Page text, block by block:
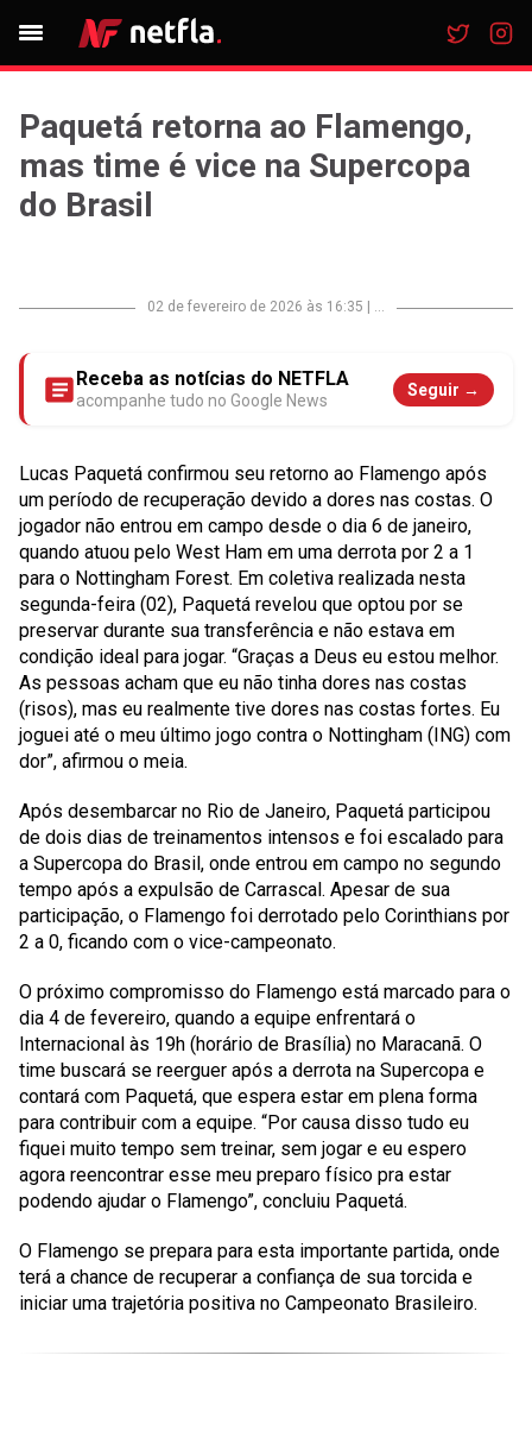
Paquetá retorna ao Flamengo,
mas time é vice na Supercopa
do Brasil
02 de fevereiro de 2026 às 16:35 ...
Receba as notícias do NETFLA
acompanhe tudo no Google News
Seguir →
Lucas Paquetá confirmou seu retorno ao Flamengo após
um período de recuperação devido a dores nas costas. O
jogador não entrou em campo desde o dia 6 de janeiro,
quando atuou pelo West Ham em uma derrota por 2 a 1
para o Nottingham Forest. Em coletiva realizada nesta
segunda-feira (02), Paquetá revelou que optou por se
preservar durante sua transferência e não estava em
condição ideal para jogar. “Graças a Deus eu estou melhor.
As pessoas acham que eu não tinha dores nas costas
(risos), mas eu realmente tive dores nas costas fortes. Eu
joguei até o meu último jogo contra o Nottingham (ING) com
dor”, afirmou o meia.
Após desembarcar no Rio de Janeiro, Paquetá participou
de dois dias de treinamentos intensos e foi escalado para
a Supercopa do Brasil, onde entrou em campo no segundo
tempo após a expulsão de Carrascal. Apesar de sua
participação, o Flamengo foi derrotado pelo Corinthians por
2 a 0, ficando com o vice-campeonato.
O próximo compromisso do Flamengo está marcado para o
dia 4 de fevereiro, quando a equipe enfrentará o
Internacional às 19h (horário de Brasília) no Maracanã. O
time buscará se reerguer após a derrota na Supercopa e
contará com Paquetá, que espera estar em plena forma
para contribuir com a equipe. “Por causa disso tudo eu
fiquei muito tempo sem treinar, sem jogar e eu espero
agora reencontrar esse meu preparo físico pra estar
podendo ajudar o Flamengo”, concluiu Paquetá.
O Flamengo se prepara para esta importante partida, onde
terá a chance de recuperar a confiança de sua torcida e
iniciar uma trajetória positiva no Campeonato Brasileiro.